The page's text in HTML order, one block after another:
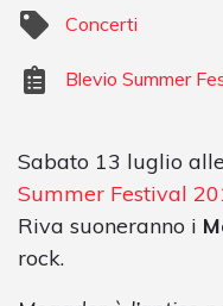
Concerti
Blevio Summer
Sabato 13 luglio
Summer Festival
Riva suoneranno i
rock.